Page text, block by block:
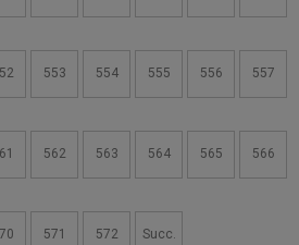
553 554 555 556 557
562 563 564 565 566
571 572 Succ.